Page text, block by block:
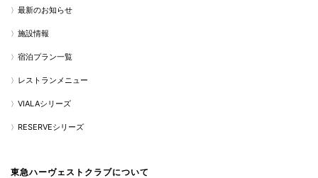
最新のお知らせ
施設情報
宿泊プラン一覧
レストランメニュー
VIALAシリーズ
RESERVEシリーズ
東急ハーヴェストクラブについて